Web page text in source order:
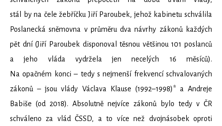
stál by na čele žebříčku Jiří Paroubek, jehož kabinetu schválila
Poslanecká sněmovna v průměru dva návrhy zákonů každých
pět dní (Jiří Paroubek disponoval těsnou většinou 101 poslanců
a jeho vláda vydržela jen necelých 16 měsíců).
Na opačném konci – tedy s nejmenší frekvencí schvalovaných
zákonů – jsou vlády Václava Klause (1992–1998)* a Andreje
Babiše (od 2018). Absolutně nejvíce zákonů bylo tedy v ČR
schváleno za vlád ČSSD, a to více než dvojnásobek oproti